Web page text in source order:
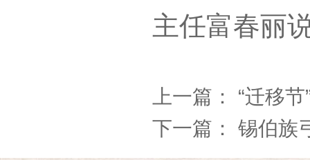
主任富春丽
上一篇： “迁移
下一篇： 锡伯族